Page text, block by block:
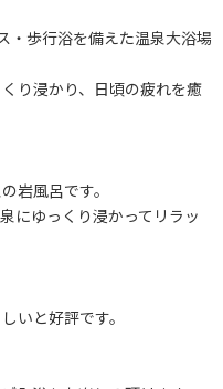
・歩行浴を備えた温泉大浴場
り浸かり、日頃の疲れを癒
岩風呂です。
にゆっくり浸かってリラッ
いと好評です。